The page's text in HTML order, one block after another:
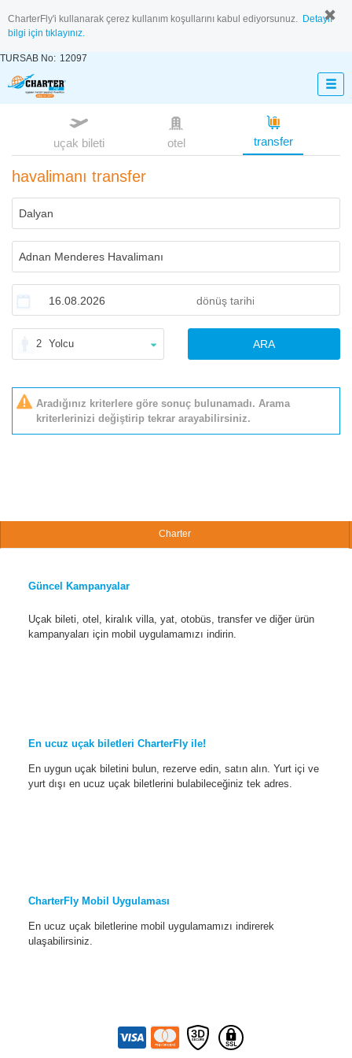
CharterFly'i kullanarak çerez kullanım koşullarını kabul ediyorsunuz. Detaylı
bilgi için tıklayınız.
TURSAB No: 12097
uçak bileti otel transfer
havalimanı transfer
2 Yolcu ARA
Aradığınız kriterlere göre sonuç bulunamadı. Arama
kriterlerinizi değiştirip tekrar arayabilirsiniz.
Charter
Güncel Kampanyalar
Uçak bileti, otel, kiralık villa, yat, otobüs, transfer ve diğer ürün
kampanyaları için mobil uygulamamızı indirin.
En ucuz uçak biletleri CharterFly ile!
En uygun uçak biletini bulun, rezerve edin, satın alın. Yurt içi ve
yurt dışı en ucuz uçak biletlerini bulabileceğiniz tek adres.
CharterFly Mobil Uygulaması
En ucuz uçak biletlerine mobil uygulamamızı indirerek
ulaşabilirsiniz.